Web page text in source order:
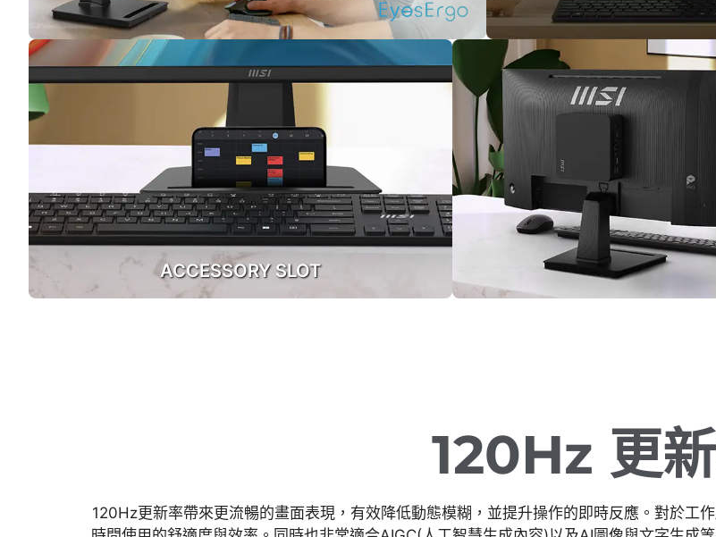
ACCESSORY SLOT
120Hz 更
120Hz更新率帶來更流暢的畫面表現，有效降低動態模糊，並提升操作的即時反應。對於工